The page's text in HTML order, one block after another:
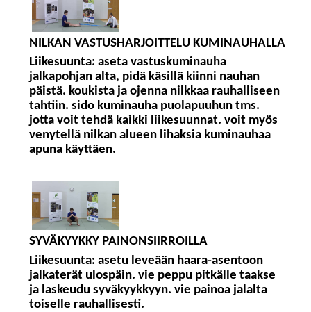
NILKAN VASTUSHARJOITTELU KUMINAUHALLA
Liikesuunta:aseta vastuskuminauha
jalkapohjan alta, pidä käsillä kiinni nauhan
päistä. koukista ja ojenna nilkkaa rauhalliseen
tahtiin. sido kuminauha puolapuuhun tms.
jotta voit tehdä kaikki liikesuunnat. voit myös
venytellä nilkan alueen lihaksia kuminauhaa
apuna käyttäen.
SYVÄKYYKKY PAINONSIIRROILLA
Liikesuunta:asetu leveään haara-asentoon
jalkaterät ulospäin. vie peppu pitkälle taakse
ja laskeudu syväkyykkyyn. vie painoa jalalta
toiselle rauhallisesti.